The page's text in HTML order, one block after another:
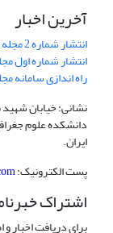
آخرین اخبار
انتشار شماره 2 مجله توسعه فضاهای پیراشهری
انتشار شماره اول
راه اندازی سامانه
نشانی: خیابان شهید
دانشکده علوم
ایران.
پست الکترونیک:
اشتراک
برای دریافت اخبار